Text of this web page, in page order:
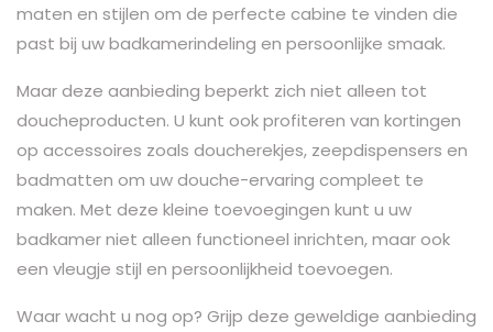
maten en stijlen om de perfecte cabine te vinden die
past bij uw badkamerindeling en persoonlijke smaak.
Maar deze aanbieding beperkt zich niet alleen tot
doucheproducten. U kunt ook profiteren van kortingen
op accessoires zoals doucherekjes, zeepdispensers en
badmatten om uw douche-ervaring compleet te
maken. Met deze kleine toevoegingen kunt u uw
badkamer niet alleen functioneel inrichten, maar ook
een vleugje stijl en persoonlijkheid toevoegen.
Waar wacht u nog op? Grijp deze geweldige aanbieding